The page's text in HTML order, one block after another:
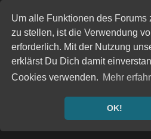
Um alle Funktionen des Forums
zu stellen, ist die Verwendung
erforderlich. Mit der Nutzung
erklärst Du Dich damit
Cookies verwenden. Mehr
OK!